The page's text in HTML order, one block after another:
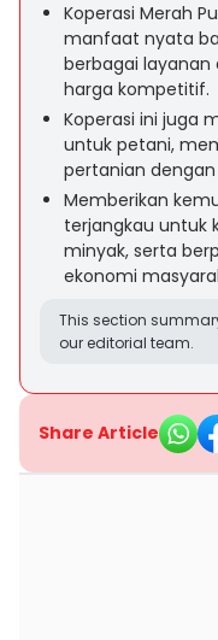
Koperasi Merah
manfaat nyata
berbagai layanan
harga kompetitif.
Koperasi ini juga
untuk petani,
pertanian
Memberikan
terjangkau untuk
minyak, serta
ekonomi
This section
our editorial team.
Share Article